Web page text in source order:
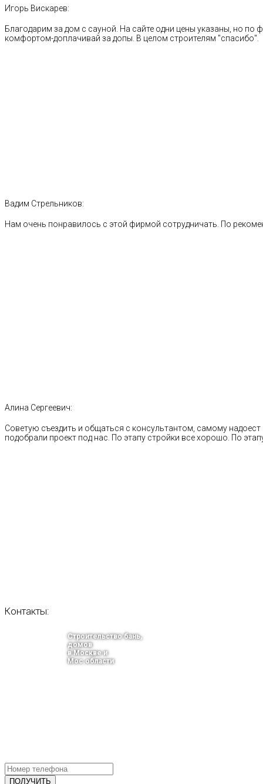
Игорь Вискарев:
Благодарим за дом с сауной. На сайте одни цены указаны, но по
комфортом-доплачивай за допы. В целом строителям "спасибо".
Вадим Стрельников:
Нам очень понравилось с этой фирмой сотрудничать. По
Алина Сергеевич:
Советую съездить и общаться с консультантом, самому
подобрали проект под нас. По этапу стройки все хорошо. По
Контакты:
Строительство бань,
домов
в Москве и
Мос.области